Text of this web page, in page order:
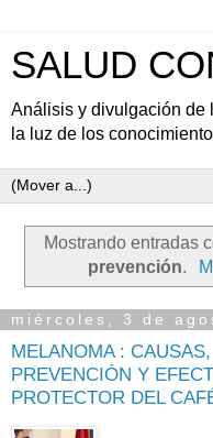
SALUD
Análisis y divulgación de
la luz de los
Mostrando entradas
prevención.
miércoles, 3 de
MELANOMA : CAUSAS,
PREVENCIÓN Y
PROTECTOR DEL